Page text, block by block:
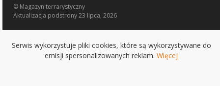
© Magazyn terrarystyczny
Aktualizacja podstrony 23 lipca, 2026
Serwis wykorzystuje pliki cookies, które są wykorzystywane do
emisji spersonalizowanych reklam. Więcej